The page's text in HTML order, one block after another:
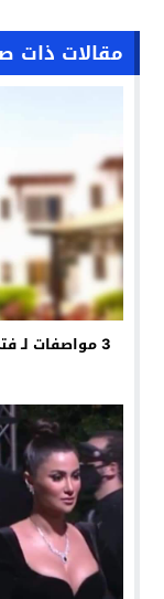
مقالات ذات
3 مواصفات